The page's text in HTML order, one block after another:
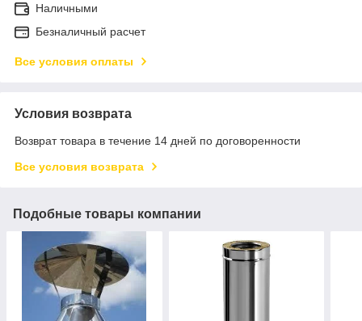
Наличными
Безналичный расчет
Все условия оплаты
Условия возврата
Возврат товара в течение 14 дней по договоренности
Все условия возврата
Подобные товары компании